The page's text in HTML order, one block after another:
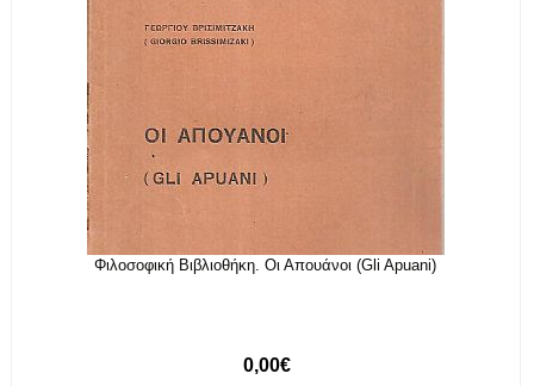
Φιλοσοφική Βιβλιοθήκη. Οι Απουάνοι (Gli Apuani)
0,00€